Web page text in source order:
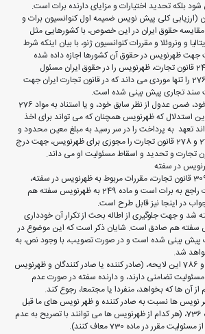
بلکه تحدید اختیارات و مزایای دارنده برات است.
(ارزیابی کلی پیش نویس ضمیمه اول کنوانسیون برات و
حقوق ایران در این خصوص، با کشورهایی مثل
و ونروئلا و مقررات کنوانسیون ژنو، با بیان اینکه شرط
ظهرنویس در حقوق آن کشورها اجازه داده شده
است، با استناد به ماده 249 قانون تجارت، ظهرنویس را در حقوق ایران مسئول
پرداخت می داند و ماده 276 را تنها موردی می داند که در قانون تجارت ایران جهت
سند تجاری پیش بینی شده است.
همین نویسنده در کتاب خود، ضمن عدول از نظر سابق خود، و یا استناد به مواد 276
با این استدلال که ظهرنویس همچنان که می تواند برای اخذ
تعهد به پرداخت را در سر رسید به مبلغ معین محدود و
یا کلا اسقاط کند، مواد 276 و 278 قانون تجارت را مجوزی برای ظهرنویس، جهت درج
در سفته
از آنجا که بر اساس ماده 309 قانون تجارت، مقررات مربوط به ظهرنویس در سفته،
همان مقررات قانون تجارت راجع به برات است و ماده 249 به ظهرنویس سفته هم
در اینجا نیز قابل طرح است.
و جهت جلوگیری از اطاله بحث از تکرار آن خودداری
سفته هم صادق است. شایان ذکر است که این موضوع در
پیش بینی شده است و در صورت تصویب، با وجود نص، به
شد.
براساس مواد 730 و 731 و 786 این لایحه، (صادر کننده یا صادر کنندگان و ظهرنویس
تضامنی دارند، و دارنده سفته در صورت عدم
از آن ها که بخواهد، منفردا یا مجتمعا، رجوع کند.
نویس ها نسبت به صادر کننده و ظهر نویس های ما قبل
خود دارد. و بر اساس ماده 736، (هر کدام از ظهرنویس ها می توانند با تصریح به عدم
مقرر در ماده 730 معاف کنند).